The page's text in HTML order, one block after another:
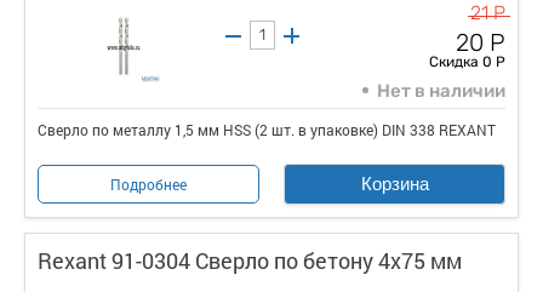
21 Р
20 Р
Скидка 0 Р
Нет в наличии
Сверло по металлу 1,5 мм HSS (2 шт. в упаковке) DIN 338 REXANT
Подробнее Корзина
Rexant 91-0304 Сверло по бетону 4х75 мм